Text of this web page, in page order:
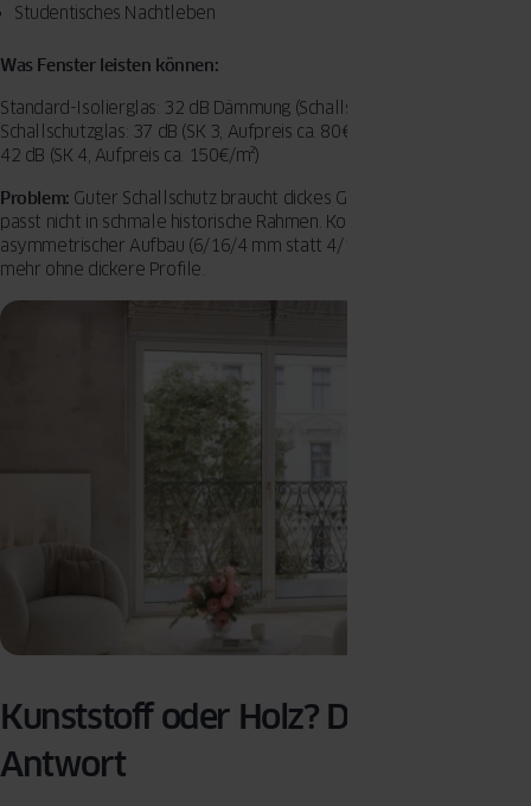
Studentisches Nachtleben
Was Fenster leisten können:
Standard-Isolierglas: 32 dB Dämmung (Schallschutzklasse 2)
Schallschutzglas: 37 dB (SK 3, Aufpreis ca. 80€/m²) Hochleistungsglas:
42 dB (SK 4, Aufpreis ca. 150€/m²)
Problem: Guter Schallschutz braucht dickes Glas (8-10 mm). Das
passt nicht in schmale historische Rahmen. Kompromiss:
asymmetrischer Aufbau (6/16/4 mm statt 4/16/4 mm) bringt 2-3 dB
mehr ohne dickere Profile.
Kunststoff oder Holz? Die ehrliche
Antwort